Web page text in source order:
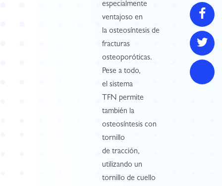
especialmente
ventajoso en
la osteosíntesis de
fracturas
osteoporóticas.
Pese a todo,
el sistema
TFN permite
también la
osteosíntesis con
tornillo
de tracción,
utilizando un
tornillo de cuello